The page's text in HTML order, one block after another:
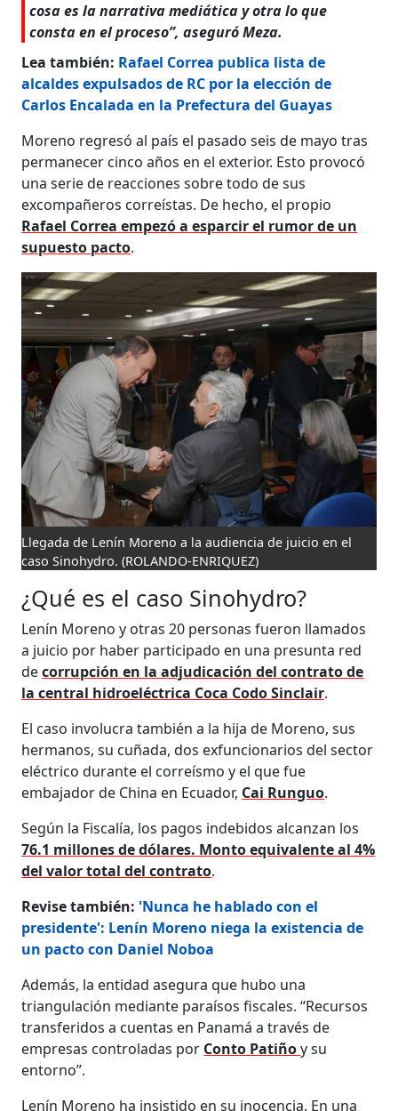
cosa es la narrativa mediática y otra lo que
consta en el proceso”, aseguró Meza.
Lea también: Rafael Correa publica lista de
alcaldes expulsados de RC por la elección de
Carlos Encalada en la Prefectura del Guayas
Moreno regresó al país el pasado seis de mayo tras
permanecer cinco años en el exterior. Esto provocó
una serie de reacciones sobre todo de sus
excompañeros correístas. De hecho, el propio
Rafael Correa empezó a esparcir el rumor de un
supuesto pacto.
Llegada de Lenín Moreno a la audiencia de juicio en el
caso Sinohydro.(ROLANDO-ENRIQUEZ)
¿Qué es el caso Sinohydro?
Lenín Moreno y otras 20 personas fueron llamados
a juicio por haber participado en una presunta red
decorrupción en la adjudicación del contrato de
la central hidroeléctrica Coca Codo Sinclair.
El caso involucra también a la hija de Moreno, sus
hermanos, su cuñada, dos exfuncionarios del sector
eléctrico durante el correísmo y el que fue
embajador de China en Ecuador, Cai Runguo.
Según la Fiscalía, los pagos indebidos alcanzan los
76.1 millones de dólares. Monto equivalente al 4%
del valor total del contrato.
Revise también: 'Nunca he hablado con el
presidente': Lenín Moreno niega la existencia de
un pacto con Daniel Noboa
Además, la entidad asegura que hubo una
triangulación mediante paraísos fiscales. “Recursos
transferidos a cuentas en Panamá a través de
empresas controladas por Conto Patiñoy su
entorno”.
Lenín Moreno ha insistido en su inocencia. En una